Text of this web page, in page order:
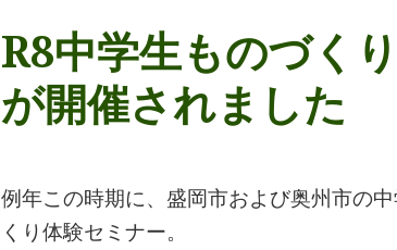
R8中学生ものづく
が開催されました
例年この時期に、盛岡市および奥州市の
くり体験セミナー。